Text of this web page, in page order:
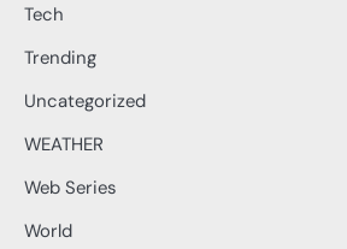
Tech
Trending
Uncategorized
WEATHER
Web Series
World